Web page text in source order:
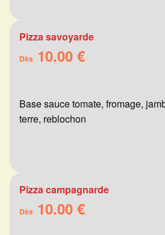
Pizza savoyarde
Dès 10.00 €
Base sauce tomate, fromage,
terre, reblochon
Pizza campagnarde
Dès 10.00 €